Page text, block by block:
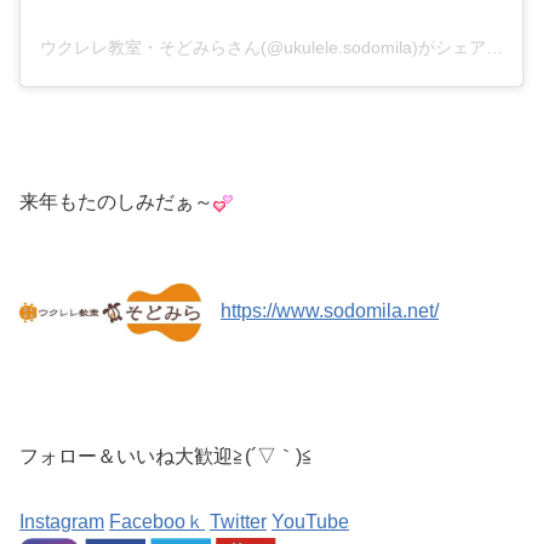
ウクレレ教室・そどみらさん(@ukulele.sodomila)がシェアした投稿
来年もたのしみだぁ～
https://www.sodomila.net/
フォロー＆いいね大歓迎≧(´▽｀)≦
Instagram Facebooｋ Twitter YouTube